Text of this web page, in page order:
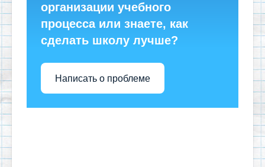
организации учебного
процесса или знаете, как
сделать школу лучше?
Написать о проблеме